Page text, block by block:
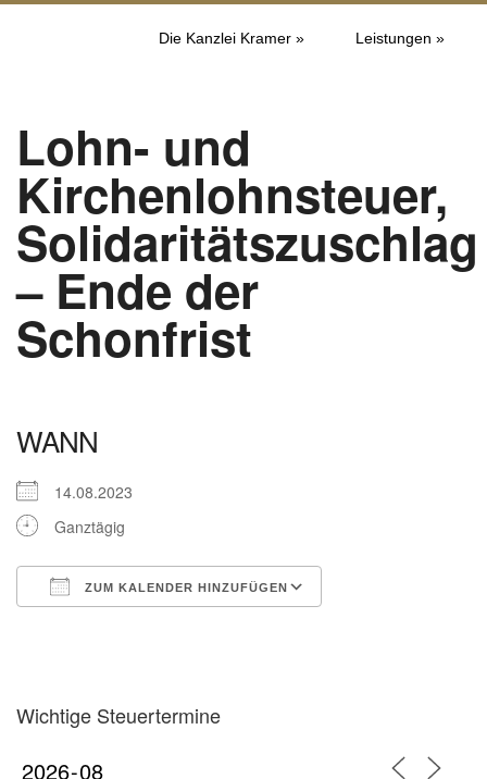
Die Kanzlei Kramer » Leistungen »
Lohn- und
Kirchenlohnsteuer,
Solidaritätszuschlag
– Ende der
Schonfrist
WANN
14.08.2023
Ganztägig
ZUM KALENDER HINZUFÜGEN
Wichtige Steuertermine